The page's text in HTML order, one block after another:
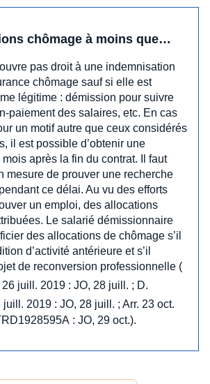
chômage à moins que…
pas droit à une indemnisation
chômage sauf si elle est
légitime : démission pour suivre
paiement des salaires, etc. En cas
un motif autre que ceux considérés
il est possible d’obtenir une
après la fin du contrat. Il faut
mesure de prouver une recherche
ce délai. Au vu des efforts
un emploi, des allocations
Le salarié démissionnaire
des allocations de chômage s’il
d’activité antérieure et s’il
de reconversion professionnelle (
juill. 2019 : JO, 28 juill. ; D.
2019 : JO, 28 juill. ; Arr. 23 oct.
: JO, 29 oct.).